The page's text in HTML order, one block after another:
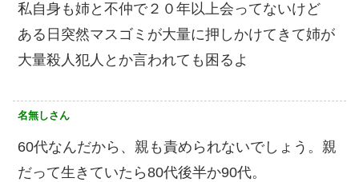
私自身も姉と不仲で２０年以上会ってないけど
ある日突然マスゴミが大量に押しかけてきて姉が
大量殺人犯人とか言われても困るよ
名無しさん
60代なんだから、親も責められないでしょう。親
だって生きていたら80代後半か90代。